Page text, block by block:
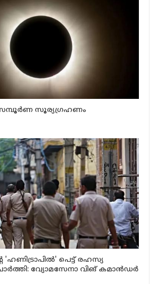
സമ്പൂർണ സൂര്യഗ്രഹണം
'ഹണിട്രാപിൽ' പെട്ട് രഹസ്യ
വ്യോമസേനാ വിങ് കമാൻഡർ